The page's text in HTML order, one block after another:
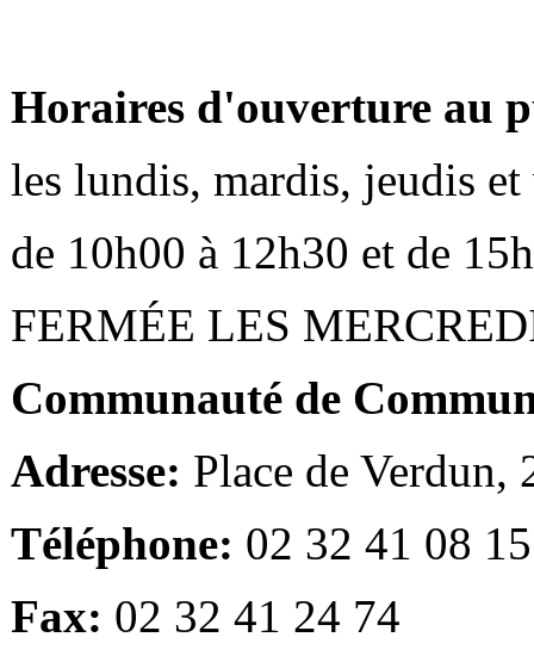
Horaires d'ouverture au
les lundis, mardis, jeudis et
de 10h00 à 12h30 et de
FERMÉE LES
Communauté de
Adresse: Place de Verdun,
Téléphone: 02 32 41 08 15
Fax: 02 32 41 24 74